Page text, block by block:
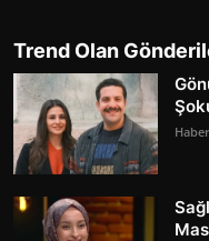
Trend Olan